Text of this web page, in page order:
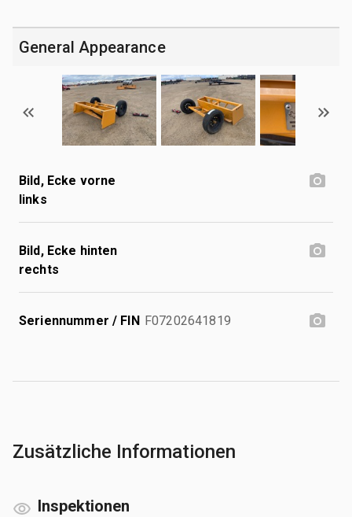
General Appearance
Bild, Ecke vorne
links
Bild, Ecke hinten
rechts
Seriennummer / FIN F07202641819
Zusätzliche Informationen
Inspektionen